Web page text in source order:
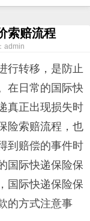
索赔流程
admin
行转移，是防止
在日常的国际快
真正出现损失时
险索赔流程，也
到赔偿的事件时
国际快递保险保
国际快递保险保
的方式注意事